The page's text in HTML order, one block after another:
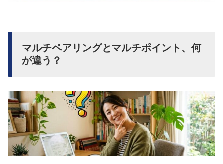
マルチペアリングとマルチポイント、何
が違う？